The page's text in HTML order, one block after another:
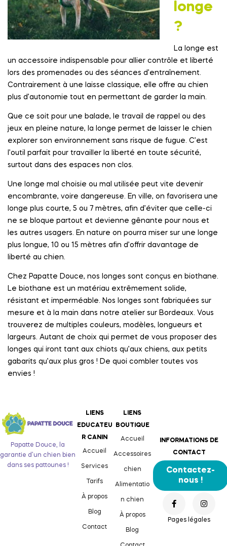
longe
?
La longe est
un accessoire indispensable pour allier contrôle et liberté
lors des promenades ou des séances d’entraînement.
Contrairement à une laisse classique, elle offre au chien
plus d’autonomie tout en permettant de garder la main.
Que ce soit pour une balade, le travail de rappel ou des
jeux en pleine nature, la longe permet de laisser le chien
explorer son environnement sans risque de fugue. C’est
l’outil parfait pour travailler la liberté en toute sécurité,
surtout dans des espaces non clos.
Une longe mal choisie ou mal utilisée peut vite devenir
encombrante, voire dangereuse. En ville, on favorisera une
longe plus courte, 5 ou 7 mètres, afin d’éviter que celle-ci
ne se bloque partout et devienne gênante pour nous et
les autres usagers. En nature on pourra miser sur une longe
plus longue, 10 ou 15 mètres afin d’offrir davantage de
liberté au chien.
Chez Papatte Douce, nos longes sont conçus en biothane.
Le biothane est un matériau extrêmement solide,
résistant et imperméable. Nos longes sont fabriquées sur
mesure et à la main dans notre atelier sur Bordeaux. Vous
trouverez de multiples couleurs, modèles, longueurs et
largeurs. Autant de choix qui permet de vous proposer des
longes qui iront tant aux chiots qu’aux chiens, aux petits
gabarits qu’aux plus gros ! De quoi combler toutes vos
envies !
Papatte Douce, la
garantie d’un chien bien
dans ses pattounes !
LIENS
EDUCATEU
R CANIN
Accueil
Services
Tarifs
À propos
Blog
Contact
LIENS
BOUTIQUE
Accueil
Accessoires
chien
Alimentatio
n chien
À propos
Blog
INFORMATIONS DE
CONTACT
Contactez-
nous !
Pages légales